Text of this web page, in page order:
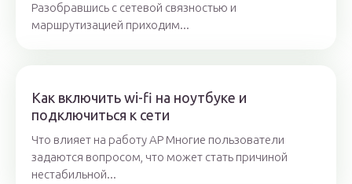
Разобравшись с сетевой связностью и
маршрутизацией приходим...
Как включить wi-fi на ноутбуке и
подключиться к сети
Что влияет на работу АР Многие пользователи
задаются вопросом, что может стать причиной
нестабильной...